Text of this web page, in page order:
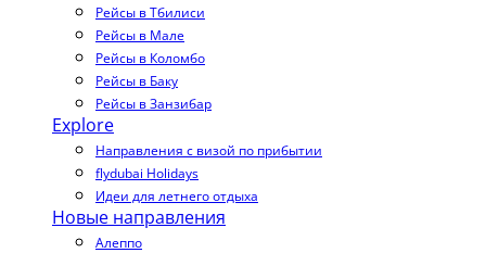
Рейсы в Тбилиси
Рейсы в Мале
Рейсы в Коломбо
Рейсы в Баку
Рейсы в Занзибар
Explore
Направления с визой по прибытии
flydubai Holidays
Идеи для летнего отдыха
Новые направления
Алеппо